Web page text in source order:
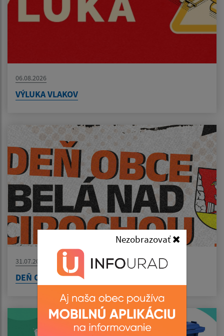
Nezobrazovať
06.08.2026
VÝLUKA VLAKOV
31.07.2026
DEŇ OBCE 2026